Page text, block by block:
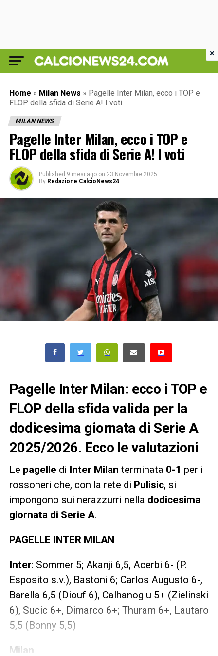
Home » Milan News » Pagelle Inter Milan, ecco i TOP e
FLOP della sfida di Serie A! I voti
MILAN NEWS
Pagelle Inter Milan, ecco i TOP e
FLOP della sfida di Serie A! I voti
Published 9 mesi ago on 23 Novembre 2025
By Redazione CalcioNews24
Pagelle Inter Milan: ecco i TOP e
FLOP della sfida valida per la
dodicesima giornata di Serie A
2025/2026. Ecco le valutazioni
Le pagelle di Inter Milan terminata 0-1 per i
rossoneri che, con la rete di Pulisic, si
impongono sui nerazzurri nella dodicesima
giornata di Serie A.
PAGELLE INTER MILAN
Inter: Sommer 5; Akanji 6,5, Acerbi 6- (P.
Esposito s.v.), Bastoni 6; Carlos Augusto 6-,
Barella 6,5 (Diouf 6), Calhanoglu 5+ (Zielinski
6), Sucic 6+, Dimarco 6+; Thuram 6+, Lautaro
5,5 (Bonny 5,5)
Milan
×